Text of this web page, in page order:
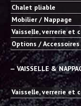
Chalet pliable
Mobilier / Nappage
Vaisselle, verrerie et
Options / Accessoires
— VAISSELLE &
Vaisselle, verrerie et